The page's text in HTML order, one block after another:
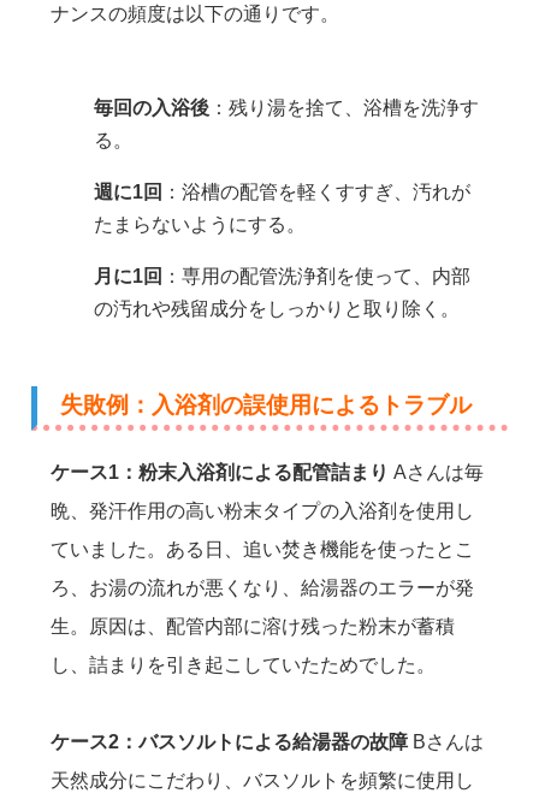
ナンスの頻度は以下の通りです。
毎回の入浴後 ：残り湯を捨て、浴槽を洗浄す
る。
週に1回 ：浴槽の配管を軽くすすぎ、汚れが
たまらないようにする。
月に1回 ：専用の配管洗浄剤を使って、内部
の汚れや残留成分をしっかりと取り除く。
失敗例：入浴剤の誤使用によるトラブル
ケース1：粉末入浴剤による配管詰まり Aさんは毎
晩、発汗作用の高い粉末タイプの入浴剤を使用し
ていました。ある日、追い焚き機能を使ったとこ
ろ、お湯の流れが悪くなり、給湯器のエラーが発
生。原因は、配管内部に溶け残った粉末が蓄積
し、詰まりを引き起こしていたためでした。
ケース2：バスソルトによる給湯器の故障 Bさんは
天然成分にこだわり、バスソルトを頻繁に使用し